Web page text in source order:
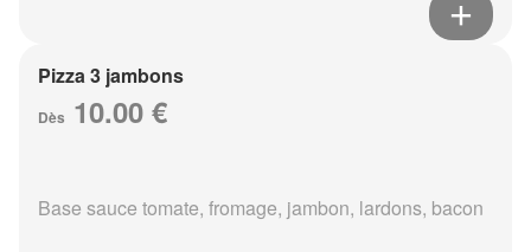
Pizza 3 jambons
Dès 10.00 €
Base sauce tomate, fromage, jambon, lardons, bacon